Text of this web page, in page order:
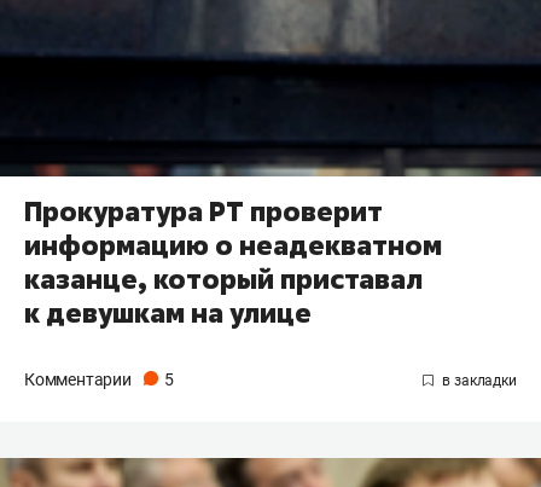
Прокуратура РТ проверит
информацию о неадекватном
казанце, который приставал
к девушкам на улице
Комментарии 5